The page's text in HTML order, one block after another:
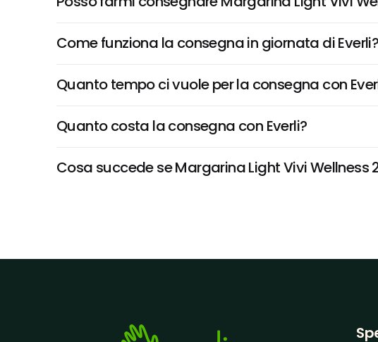
Come funziona la consegna in giornata di Everli?
Quanto tempo ci vuole per la consegna con
Quanto costa la consegna con Everli?
Cosa succede se Margarina Light Vivi